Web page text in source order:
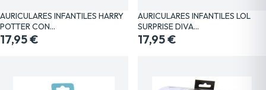
AURICULARES INFANTILES HARRY
POTTER CON…
17,95 €
AURICULARES INFANTILES LOL
SURPRISE DIVA…
17,95 €